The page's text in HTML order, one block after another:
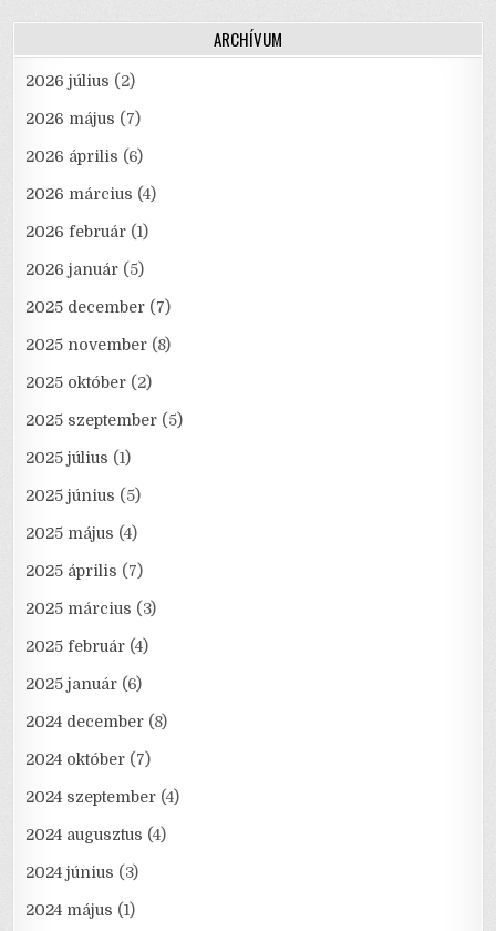
ARCHÍVUM
2026 július (2)
2026 május (7)
2026 április (6)
2026 március (4)
2026 február (1)
2026 január (5)
2025 december (7)
2025 november (8)
2025 október (2)
2025 szeptember (5)
2025 július (1)
2025 június (5)
2025 május (4)
2025 április (7)
2025 március (3)
2025 február (4)
2025 január (6)
2024 december (8)
2024 október (7)
2024 szeptember (4)
2024 augusztus (4)
2024 június (3)
2024 május (1)